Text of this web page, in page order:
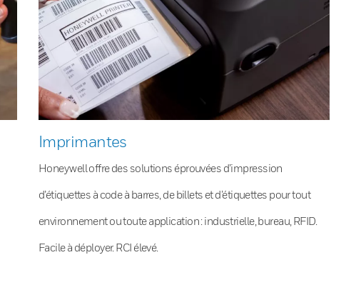
Imprimantes
Honeywell offre des solutions éprouvées d’impression
d’étiquettes à code à barres, de billets et d’étiquettes pour tout
environnement ou toute application : industrielle, bureau, RFID.
Facile à déployer. RCI élevé.